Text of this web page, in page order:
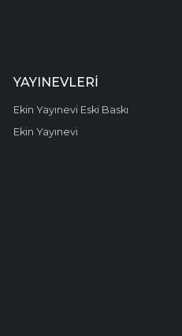
YAYINEVLERI
Ekin Yayınevi Eski Baskı
Ekin Yayınevi